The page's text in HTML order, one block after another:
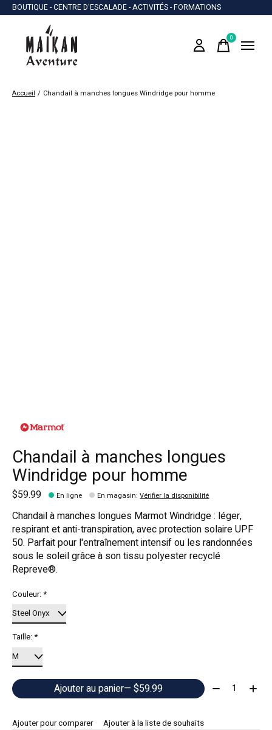
BOUTIQUE - CENTRE D'ESCALADE - ACTIVITÉS - FORMATIONS
0items
Accueil / Chandail à manches longues Windridge pour homme
Chandail à manches longues
Windridge pour homme
$59.99 En ligne En magasin:Vérifier la disponibilité
Chandail à manches longues Marmot Windridge : léger,
respirant et anti-transpiration, avec protection solaire UPF
50. Parfait pour l'entraînement intensif ou les randonnées
sous le soleil grâce à son tissu polyester recyclé
Repreve®.
Couleur:*
Taille:*
Ajouter au panier — $59.99 Quantité:
Ajouter pour comparer Ajouter à la liste de souhaits